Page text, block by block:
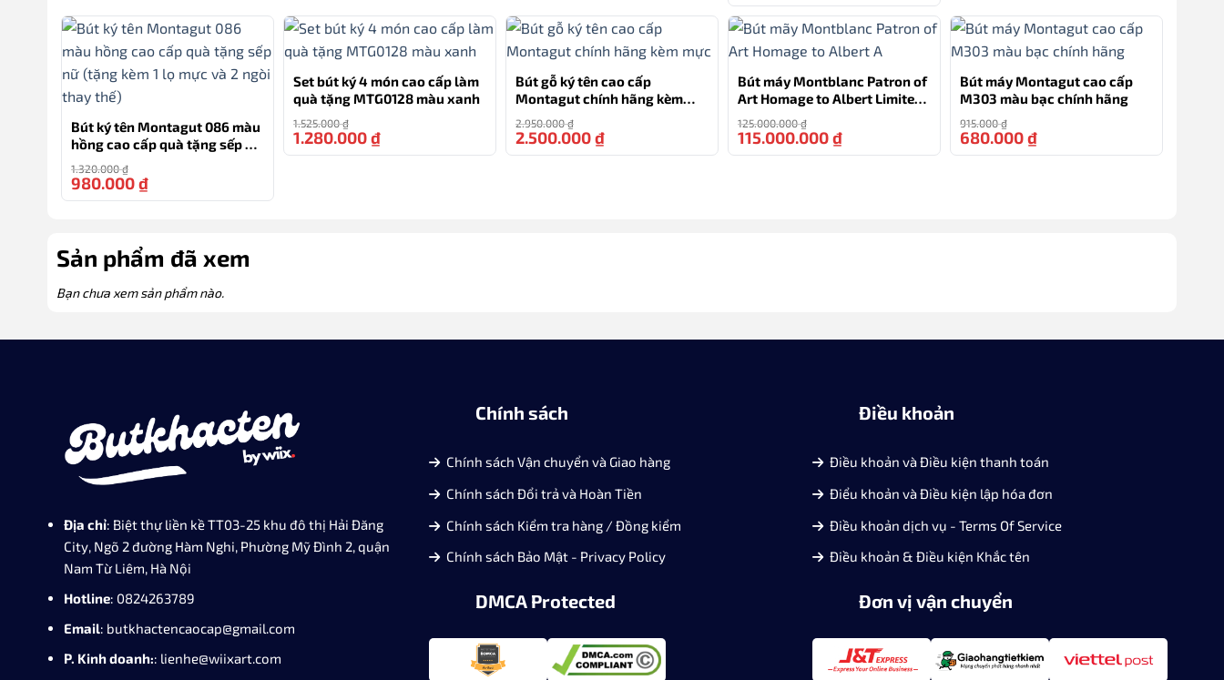
Bút ký tên Montagut 086 màu
hồng cao cấp quà tặng sếp nữ
thay thế)
1.320.000₫
980.000₫
Set bút ký 4 món cao cấp làm
quà tặng MTG0128 màu xanh
1.525.000₫
1.280.000₫
Bút gỗ ký tên cao cấp
Montagut chính hãng kèm
2.950.000₫
2.500.000₫
Bút máy Montblanc Patron of
Art Homage to Albert Limited
125.000.000₫
115.000.000₫
Bút máy Montagut cao cấp
M303 màu bạc chính hãng
915.000₫
680.000₫
Sản phẩm đã xem
Bạn chưa xem sản phẩm nào.
Địa chỉ: Biệt thự liền kề TT03-25 khu đô thị Hải Đăng
City, Ngõ 2 đường Hàm Nghi, Phường Mỹ Đình 2, quận
Nam Từ Liêm, Hà Nội
Hotline: 0824263789
Email: butkhactencaocap@gmail.com
P. Kinh doanh:: lienhe@wiixart.com
Chính sách
Chính sách Vận chuyển và Giao hàng
Chính sách Đổi trả và Hoàn Tiền
Chính sách Kiểm tra hàng / Đồng kiểm
Chính sách Bảo Mật - Privacy Policy
DMCA Protected
Điều khoản
Điều khoản và Điều kiện thanh toán
Điểu khoản và Điều kiện lập hóa đơn
Điều khoản dịch vụ - Terms Of Service
Điều khoản & Điều kiện Khắc tên
Đơn vị vận chuyển